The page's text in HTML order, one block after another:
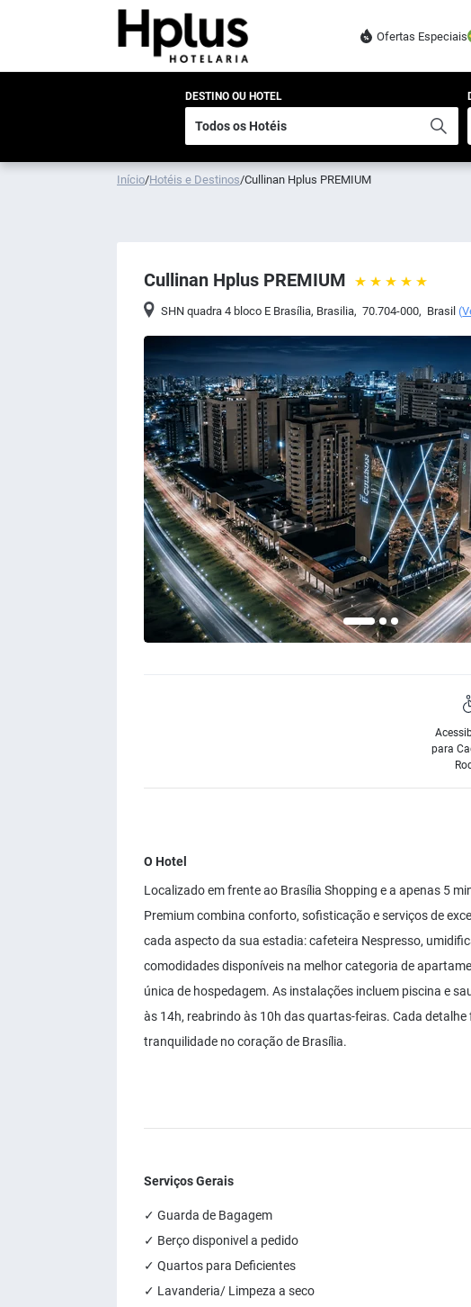
Ofertas Especiais
DESTINO OU HOTEL
Início/Hotéis e Destinos/Cullinan Hplus PREMIUM
Cullinan Hplus PREMIUM
SHN quadra 4 bloco E Brasília, Brasilia, 70.704-000, Brasil (
para
O Hotel
Localizado em frente ao Brasília Shopping e a apenas 5
Premium combina conforto, sofisticação e serviços de
cada aspecto da sua estadia: cafeteira Nespresso,
comodidades disponíveis na melhor categoria de
única de hospedagem. As instalações incluem piscina e
às 14h, reabrindo às 10h das quartas-feiras. Cada
tranquilidade no coração de Brasília.
Serviços Gerais
✓ Guarda de Bagagem
✓ Berço disponivel a pedido
✓ Quartos para Deficientes
✓ Lavanderia/ Limpeza a seco